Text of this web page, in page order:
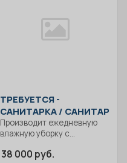
ТРЕБУЕТСЯ -
САНИТАРКА / САНИТАР
Производит ежедневную
влажную уборку с
дезинфицирующих средств,
38 000 руб.